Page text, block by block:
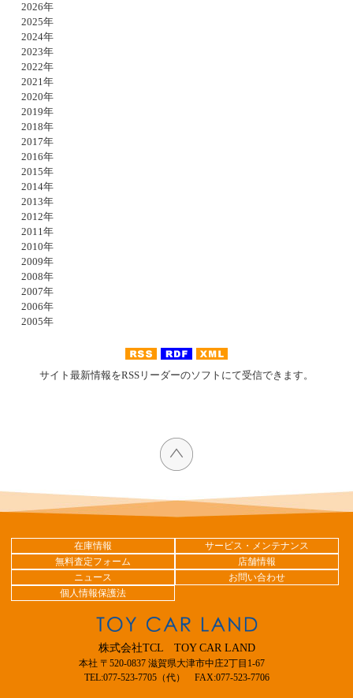
2026年
2025年
2024年
2023年
2022年
2021年
2020年
2019年
2018年
2017年
2016年
2015年
2014年
2013年
2012年
2011年
2010年
2009年
2008年
2007年
2006年
2005年
サイト最新情報をRSSリーダーのソフトにて受信できます。
在庫情報
サービス・メンテナンス
無料査定フォーム
店舗情報
ニュース
お問い合わせ
個人情報保護法
株式会社TCL TOY CAR LAND
本社 〒520-0837 滋賀県大津市中庄2丁目1-67
TEL:077-523-7705（代） FAX:077-523-7706